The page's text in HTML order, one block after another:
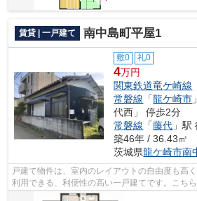
賃貸 | 一戸建て 南中島町平屋1
敷0 礼0
4万円
関東鉄道竜ケ崎線
常磐線 「龍ケ崎市
代西」 停歩2分
常磐線 「藤代 」駅
築46年 / 36.43㎡
茨城県龍ケ崎市南
戸建て物件は、室内のレイアウトの自由度も高
利用できる、利便性の高い一戸建てです。こち
と歩いてアクセスできます。ご希望の物...